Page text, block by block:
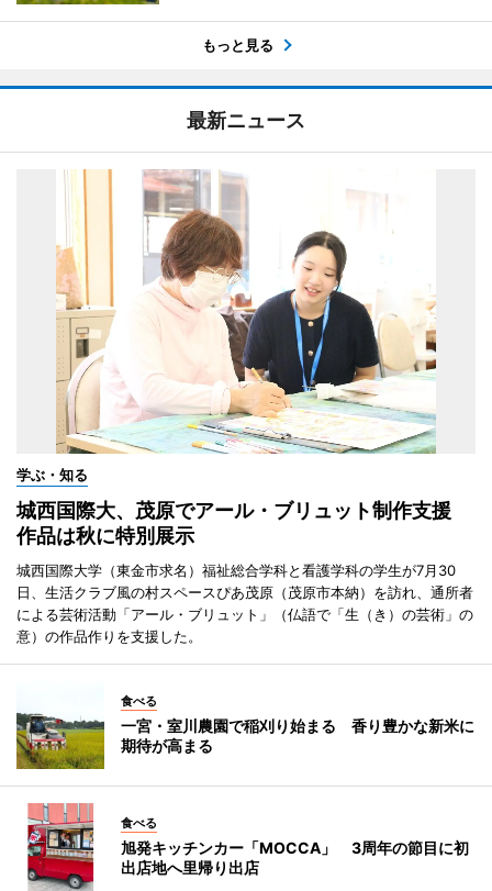
もっと見る
最新ニュース
学ぶ・知る
城西国際大、茂原でアール・ブリュット制作支援
作品は秋に特別展示
城西国際大学（東金市求名）福祉総合学科と看護学科の学生が7月30
日、生活クラブ風の村スペースぴあ茂原（茂原市本納）を訪れ、通所者
による芸術活動「アール・ブリュット」（仏語で「生（き）の芸術」の
意）の作品作りを支援した。
食べる
一宮・室川農園で稲刈り始まる 香り豊かな新米に
期待が高まる
食べる
旭発キッチンカー「MOCCA」 3周年の節目に初
出店地へ里帰り出店